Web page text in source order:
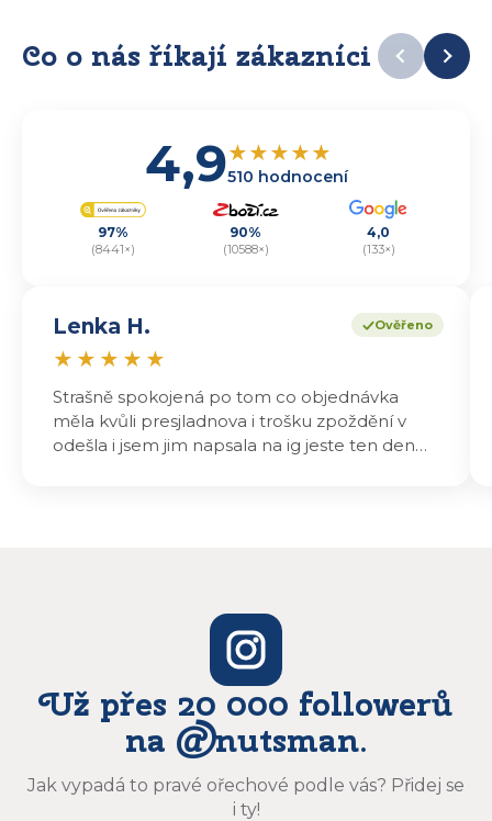
Co o nás říkají zákazníci
4,9★★★★★
510 hodnocení
97%
(8441×)
90%
(10588×)
4,0
(133×)
Ověřeno
Lenka H.
★ ★ ★ ★ ★
Strašně spokojená po tom co objednávka
měla kvůli presjladnova i trošku zpoždění v
odešla i jsem jim napsala na ig jeste ten den
Už přes 20 000 followerů
na @nutsman.
Jak vypadá to pravé ořechové podle vás? Přidej se
i ty!